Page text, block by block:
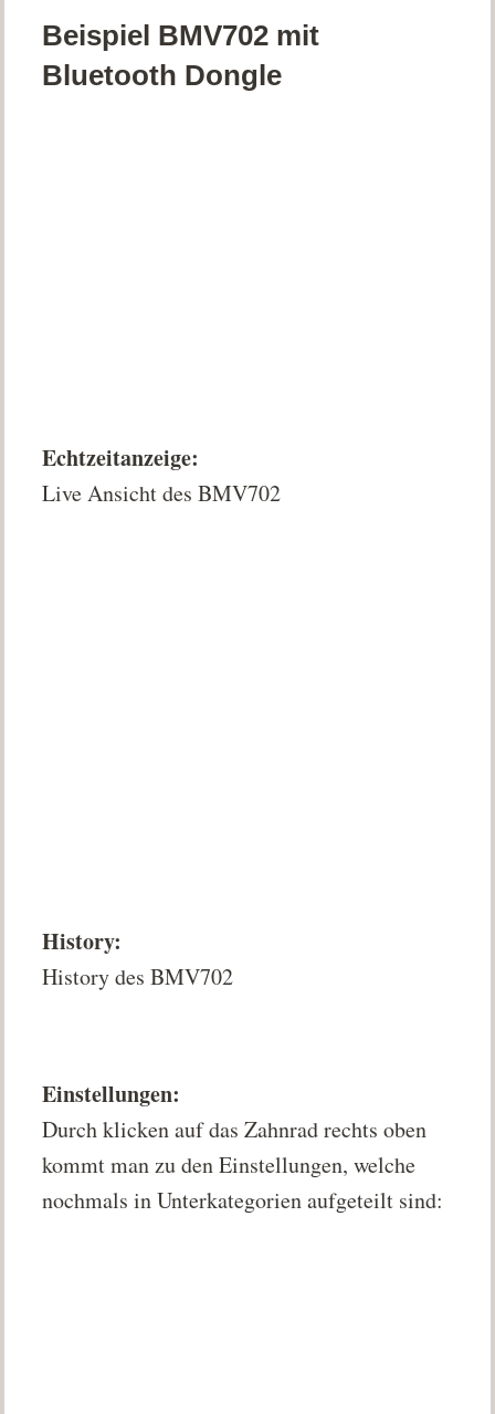
Beispiel BMV702 mit
Bluetooth Dongle
Echtzeitanzeige:
Live Ansicht des BMV702
History:
History des BMV702
Einstellungen:
Durch klicken auf das Zahnrad rechts oben
kommt man zu den Einstellungen, welche
nochmals in Unterkategorien aufgeteilt sind: